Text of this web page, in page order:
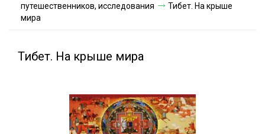
Условия оплаты
Акции и скидки
путешественников, исследования
Тибет. На крыше
мира
Тибет. На крыше мира